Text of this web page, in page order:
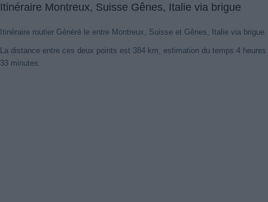
Itinéraire Montreux, Suisse Gênes, Italie via brigue
Itinéraire routier Généré le entre Montreux, Suisse et Gênes, Italie via brigue.
La distance entre ces deux points est 384 km, estimation du temps 4 heures
33 minutes.